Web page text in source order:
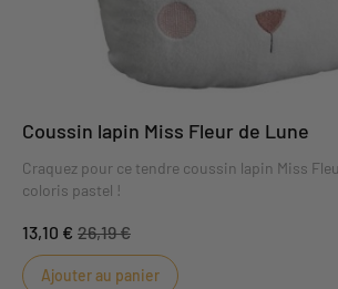
Coussin lapin Miss Fleur de Lune
Craquez pour ce tendre coussin lapin Miss
coloris pastel !
13,10 € 26,19 €
Ajouter au panier